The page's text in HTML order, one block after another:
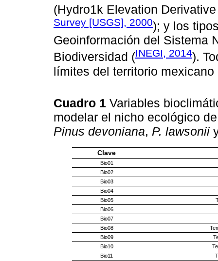
(Hydro1k Elevation
Survey [USGS], 2000); y los
Geoinformación del Sistema
Biodiversidad (INEGI, 2014).
límites del territorio mexicano
Cuadro 1 Variables
modelar el nicho ecológico
Pinus devoniana, P. lawsonii
Clave
Bio01
Bio02
Bio03
Bio04
Bio05
Bio06
Bio07
Bio08
Bio09
Bio10
Bio11